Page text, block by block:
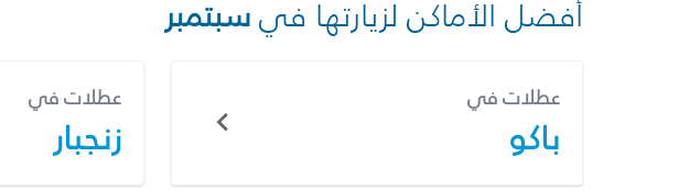
أفضل الأماكن لزيارتها فيسبتمبر
عطلات في
باكو
عطلات في
زنجبار